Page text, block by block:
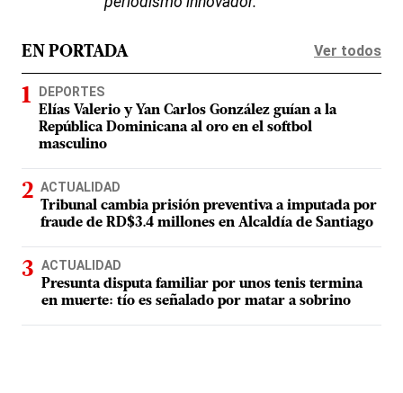
EN PORTADA Ver todos
DEPORTES
Elías Valerio y Yan Carlos González guían a la
República Dominicana al oro en el softbol
masculino
ACTUALIDAD
Tribunal cambia prisión preventiva a imputada por
fraude de RD$3.4 millones en Alcaldía de Santiago
ACTUALIDAD
Presunta disputa familiar por unos tenis termina
en muerte: tío es señalado por matar a sobrino